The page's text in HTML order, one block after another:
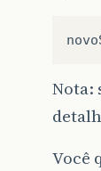
Nota:
Você